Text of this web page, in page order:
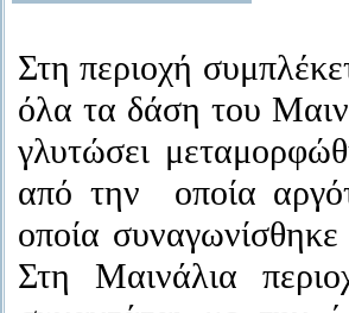
Στη περιοχή
όλα τα δάση του
γλυτώσει
από την οποία
οποία
Στη Μαινάλια